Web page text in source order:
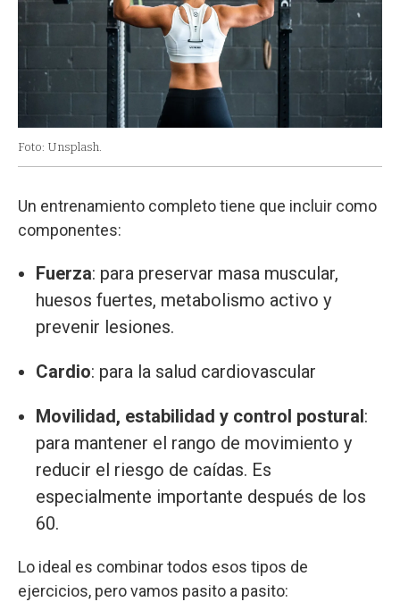
Foto: Unsplash.
Un entrenamiento completo tiene que incluir como
componentes:
Fuerza: para preservar masa muscular,
huesos fuertes, metabolismo activo y
prevenir lesiones.
Cardio: para la salud cardiovascular
Movilidad, estabilidad y control postural:
para mantener el rango de movimiento y
reducir el riesgo de caídas. Es
especialmente importante después de los
60.
Lo ideal es combinar todos esos tipos de
ejercicios, pero vamos pasito a pasito: